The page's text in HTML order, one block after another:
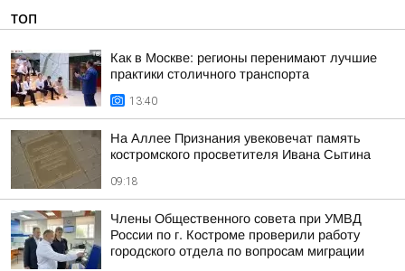
ТОП
Как в Москве: регионы перенимают лучшие
практики столичного транспорта
13:40
На Аллее Признания увековечат память
костромского просветителя Ивана Сытина
09:18
Члены Общественного совета при УМВД
России по г. Костроме проверили работу
городского отдела по вопросам миграции